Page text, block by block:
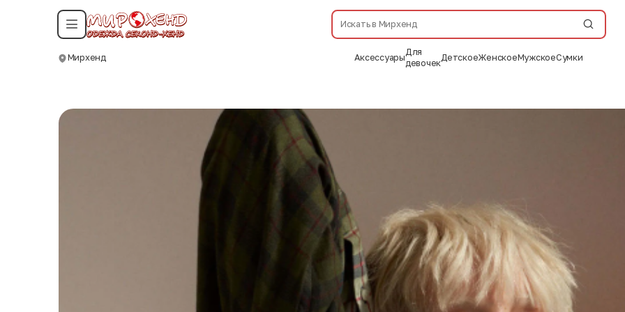
Мирхенд Аксессуары
Для
девочек
ДетскоеЖенскоеМужскоеСумки
Смотреть все даты
Москва